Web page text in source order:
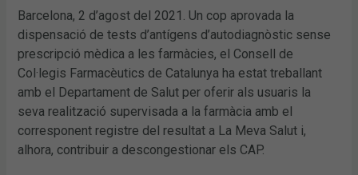
Barcelona, 2 d’agost del 2021. Un cop aprovada la
dispensació de tests d’antígens d’autodiagnòstic sense
prescripció mèdica a les farmàcies, el Consell de
Col·legis Farmacèutics de Catalunya ha estat treballant
amb el Departament de Salut per oferir als usuaris la
seva realització supervisada a la farmàcia amb el
corresponent registre del resultat a La Meva Salut i,
alhora, contribuir a descongestionar els CAP.